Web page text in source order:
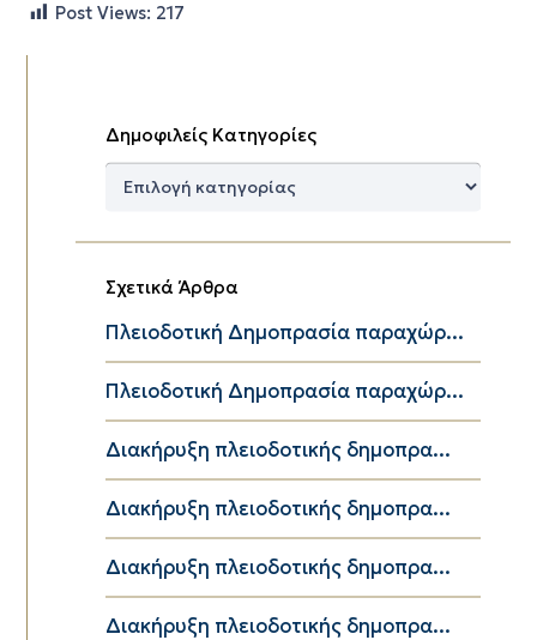
Post Views: 217
Δημοφιλείς Κατηγορίες
Δημοφιλείς
Σχετικά Άρθρα
Πλειοδοτική Δημοπρασία παραχώρ...
Πλειοδοτική Δημοπρασία παραχώρ...
Διακήρυξη πλειοδοτικής δημοπρα...
Διακήρυξη πλειοδοτικής δημοπρα...
Διακήρυξη πλειοδοτικής δημοπρα...
Διακήρυξη πλειοδοτικής δημοπρα...